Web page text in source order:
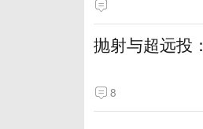
抛射与超远投
8